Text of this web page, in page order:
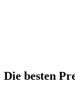
Die besten